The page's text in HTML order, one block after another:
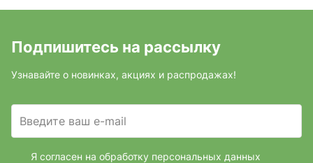
Подпишитесь на рассылку
Узнавайте о новинках, акциях и распродажах!
Введите ваш e-mail
Я согласен на обработку персональных данных